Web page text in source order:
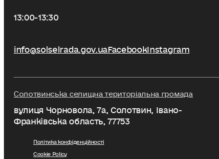
13:00-13:30
info@solselrada.gov.uaFacebookInstagram
Солотвинська селищна територіальна громада
вулиця Чорновола, 7a, Солотвин, Івано-
Франківська область, 77753
Політика конфіденційності
Cookie Policy